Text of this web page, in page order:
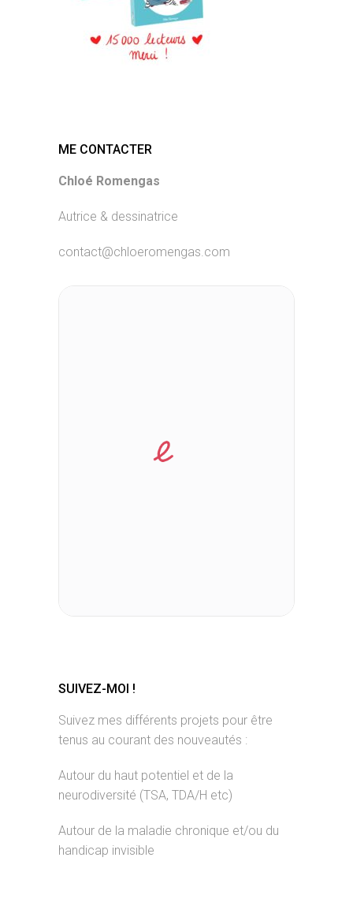
ME CONTACTER
Chloé Romengas
Autrice & dessinatrice
contact@chloeromengas.com
SUIVEZ-MOI !
Suivez mes différents projets pour être
tenus au courant des nouveautés :
Autour du haut potentiel et de la
neurodiversité (TSA, TDA/H etc)
Autour de la maladie chronique et/ou du
handicap invisible